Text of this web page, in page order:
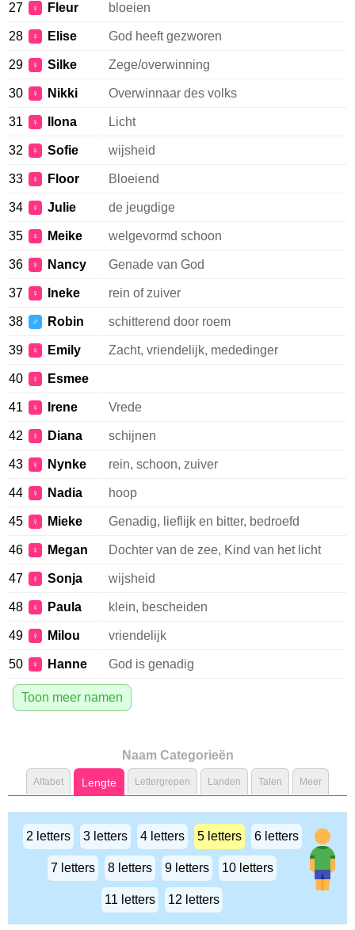
27 ♀ Fleur bloeien
28 ♀ Elise God heeft gezworen
29 ♀ Silke Zege/overwinning
30 ♀ Nikki Overwinnaar des volks
31 ♀ Ilona Licht
32 ♀ Sofie wijsheid
33 ♀ Floor Bloeiend
34 ♀ Julie de jeugdige
35 ♀ Meike welgevormd schoon
36 ♀ Nancy Genade van God
37 ♀ Ineke rein of zuiver
38 ♂ Robin schitterend door roem
39 ♀ Emily Zacht, vriendelijk, mededinger
40 ♀ Esmee
41 ♀ Irene Vrede
42 ♀ Diana schijnen
43 ♀ Nynke rein, schoon, zuiver
44 ♀ Nadia hoop
45 ♀ Mieke Genadig, lieflijk en bitter, bedroefd
46 ♀ Megan Dochter van de zee, Kind van het licht
47 ♀ Sonja wijsheid
48 ♀ Paula klein, bescheiden
49 ♀ Milou vriendelijk
50 ♀ Hanne God is genadig
Toon meer namen
Naam Categorieën
Alfabet Lengte Lettergrepen Landen Talen Meer
2 letters 3 letters 4 letters 5 letters 6 letters
7 letters 8 letters 9 letters 10 letters
11 letters 12 letters